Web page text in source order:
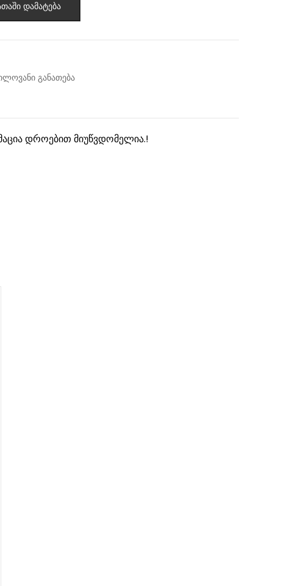
დამატება
განათება
დროებით მიუწვდომელია.!